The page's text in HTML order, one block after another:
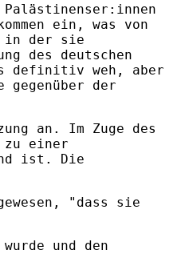
ein, was von
in der sie
des deutschen
definitiv weh, aber
der
an. Im Zuge des
zu einer
ist. Die
"dass sie
und den